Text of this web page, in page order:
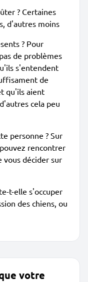
? Certaines
d'autres moins
? Pour
de problèmes
s'entendent
de
qu'ils aient
cela peu
personne ? Sur
rencontrer
vous décider sur
t-elle s'occuper
des chiens, ou
votre